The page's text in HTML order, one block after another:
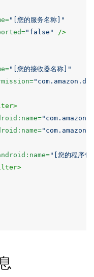
"[您的服务名称]"
"false" />
"[您的接收器名称]"
"[您的程序